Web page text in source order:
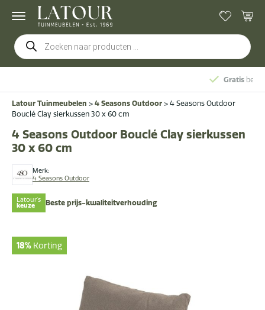
Producten
zoeken
Latour Tuinmeubelen > 4 Seasons Outdoor > 4 Seasons Outdoor
Bouclé Clay sierkussen 30 x 60 cm
Merk:
4 Seasons Outdoor
4 Seasons Outdoor Bouclé Clay sierkussen
30 x 60 cm
Latour's
keuze Beste prijs-kwaliteitverhouding
18% Korting